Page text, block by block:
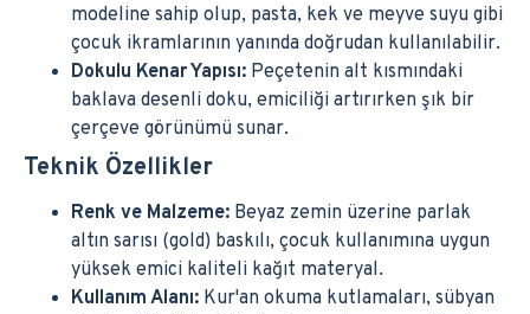
modeline sahip olup, pasta, kek ve meyve suyu gibi
çocuk ikramlarının yanında doğrudan kullanılabilir.
Dokulu Kenar Yapısı: Peçetenin alt kısmındaki
baklava desenli doku, emiciliği artırırken şık bir
çerçeve görünümü sunar.
Teknik Özellikler
Renk ve Malzeme: Beyaz zemin üzerine parlak
altın sarısı (gold) baskılı, çocuk kullanımına uygun
yüksek emici kaliteli kağıt materyal.
Kullanım Alanı: Kur'an okuma kutlamaları, sübyan